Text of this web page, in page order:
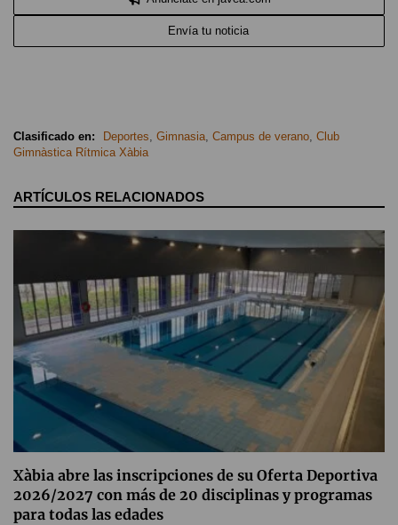
Envía tu noticia
Clasificado en: Deportes, Gimnasia, Campus de verano, Club
Gimnàstica Rítmica Xàbia
ARTÍCULOS RELACIONADOS
Xàbia abre las inscripciones de su Oferta Deportiva
2026/2027 con más de 20 disciplinas y programas
para todas las edades